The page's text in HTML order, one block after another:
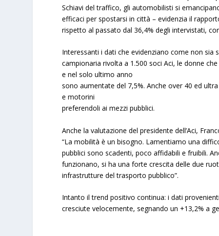
Schiavi del traffico, gli automobilisti si
efficaci per spostarsi in città – evidenzia il
rispetto al passato dal 36,4% degli intervistati,
Interessanti i dati che evidenziano come non sia
campionaria rivolta a 1.500 soci Aci, le donne
e nel solo ultimo anno
sono aumentate del 7,5%. Anche over 40 ed
e motorini
preferendoli ai mezzi pubblici.
Anche la valutazione del presidente dell’Aci,
“La mobilità è un bisogno. Lamentiamo una
pubblici sono scadenti, poco affidabili e fruibili.
funzionano, si ha una forte crescita delle due
infrastrutture del trasporto pubblico”.
Intanto il trend positivo continua: i dati
cresciute velocemente, segnando un +13,2% a